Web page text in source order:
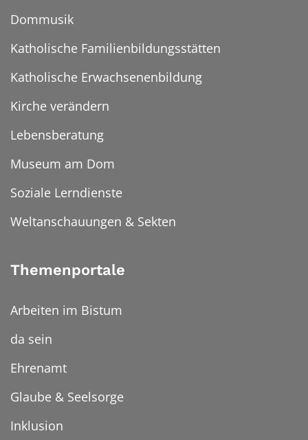
Dommusik
Katholische Familienbildungsstätten
Katholische Erwachsenenbildung
Kirche verändern
Lebensberatung
Museum am Dom
Soziale Lerndienste
Weltanschauungen & Sekten
Themenportale
Arbeiten im Bistum
da sein
Ehrenamt
Glaube & Seelsorge
Inklusion